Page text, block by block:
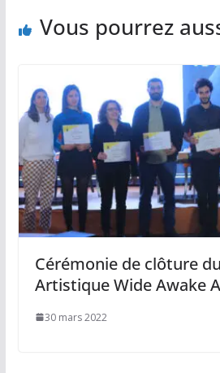
Vous pourrez
Cérémonie de clôture
Artistique Wide Awake
30 mars 2022